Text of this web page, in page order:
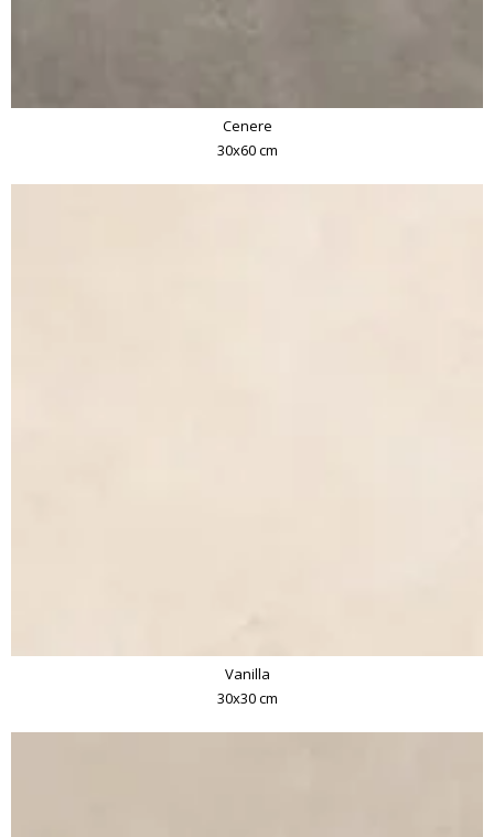
Cenere
30x60 cm
Vanilla
30x30 cm